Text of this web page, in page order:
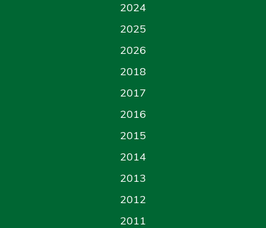
2024
2025
2026
2018
2017
2016
2015
2014
2013
2012
2011